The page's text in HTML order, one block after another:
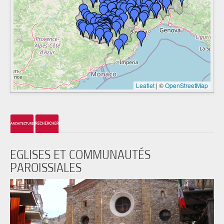
Leaflet | ©OpenStreetMap
EGLISES ET COMMUNAUTÉS
PAROISSIALES